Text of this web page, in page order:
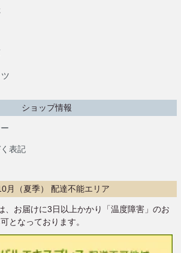
ショップ情報
表記
月（夏季） 配達不能エリア
、お届けに3日以上かかり「温度障害」のお
となっております。